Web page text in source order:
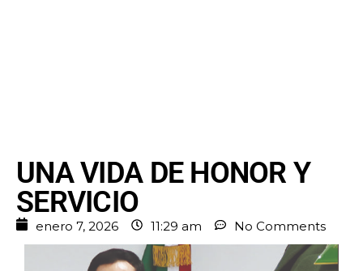
UNA VIDA DE HONOR Y
SERVICIO
enero 7, 2026 11:29 am No Comments